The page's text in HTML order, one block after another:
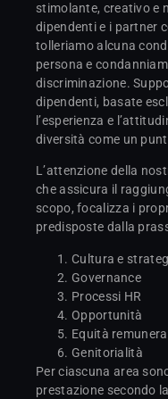
stimolante, creativo e
dipendenti e i partner
tolleriamo alcuna
persona e
discriminazione.
dipendenti, basate
l’esperienza e
diversità come un
L’attenzione della
che assicura il
scopo, focalizza i
predisposte dalla
Cultura e
Governance
Processi HR
Opportunità
Equità
Genitorialità
Per ciascuna area
prestazione secondo